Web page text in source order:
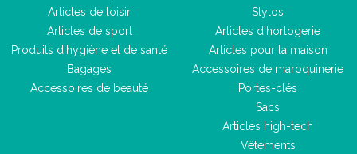
Articles de loisir
Articles de sport
Produits d'hygiène et de santé
Bagages
Accessoires de beauté
Stylos
Articles d'horlogerie
Articles pour la maison
Accessoires de maroquinerie
Portes-clés
Sacs
Articles high-tech
Vêtements